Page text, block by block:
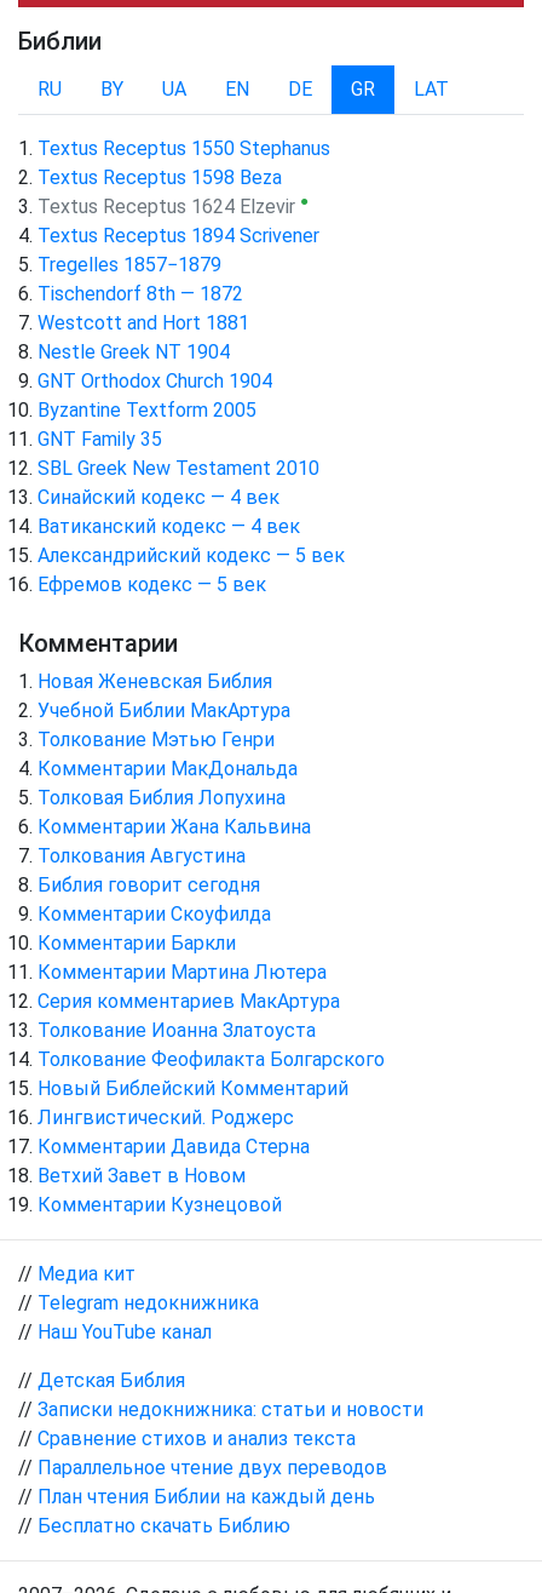
Библии
RU BY UA EN DE GR LAT
Textus Receptus 1550 Stephanus
Textus Receptus 1598 Beza
Textus Receptus 1624 Elzevir ●
Textus Receptus 1894 Scrivener
Tregelles 1857−1879
Tischendorf 8th — 1872
Westcott and Hort 1881
Nestle Greek NT 1904
GNT Orthodox Church 1904
Byzantine Textform 2005
GNT Family 35
SBL Greek New Testament 2010
Синайский кодекс — 4 век
Ватиканский кодекс — 4 век
Александрийский кодекс — 5 век
Ефремов кодекс — 5 век
Комментарии
Новая Женевская Библия
Учебной Библии МакАртура
Толкование Мэтью Генри
Комментарии МакДональда
Толковая Библия Лопухина
Комментарии Жана Кальвина
Толкования Августина
Библия говорит сегодня
Комментарии Скоуфилда
Комментарии Баркли
Комментарии Мартина Лютера
Серия комментариев МакАртура
Толкование Иоанна Златоуста
Толкование Феофилакта Болгарского
Новый Библейский Комментарий
Лингвистический. Роджерс
Комментарии Давида Стерна
Ветхий Завет в Новом
Комментарии Кузнецовой
// Медиа кит
// Telegram недокнижника
// Наш YouTube канал
// Детская Библия
// Записки недокнижника: статьи и новости
// Сравнение стихов и анализ текста
// Параллельное чтение двух переводов
// План чтения Библии на каждый день
// Бесплатно скачать Библию